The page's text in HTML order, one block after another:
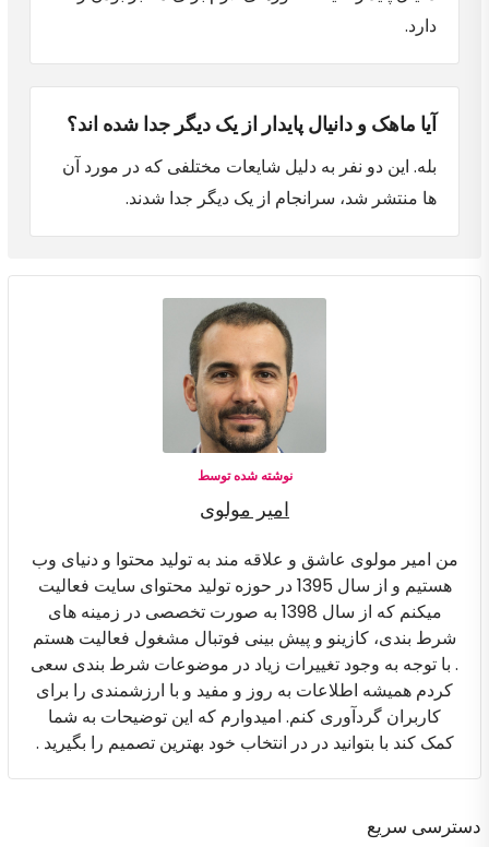
دارد.
آیا ماهک و دانیال پایدار از یک دیگر جدا شده اند؟
بله. این دو نفر به دلیل شایعات مختلفی که در مورد آن
ها منتشر شد، سرانجام از یک دیگر جدا شدند.
نوشته شده توسط
امیر مولوی
من امیر مولوی عاشق و علاقه مند به تولید محتوا و دنیای وب
هستیم و از سال 1395 در حوزه تولید محتوای سایت فعالیت
میکنم که از سال 1398 به صورت تخصصی در زمینه های
شرط بندی، کازینو و پیش بینی فوتبال مشغول فعالیت هستم
. با توجه به وجود تغییرات زیاد در موضوعات شرط بندی سعی
کردم همیشه اطلاعات به روز و مفید و با ارزشمندی را برای
کاربران گردآوری کنم. امیدوارم که این توضیحات به شما
کمک کند با بتوانید در در انتخاب خود بهترین تصمیم را بگیرید .
دسترسی سریع